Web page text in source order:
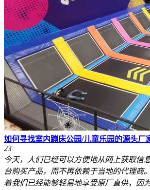
如何寻找室内蹦床公园/儿童乐园的源头厂
23
今天，人们已经可以方便地从网上获取信
台购买产品，而不再依赖于当地的代理商
着我们已经能够轻易地享受原厂直供，因